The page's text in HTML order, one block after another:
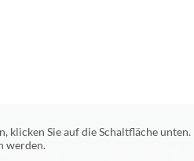
klicken Sie auf die Schaltfläche unten.
werden.